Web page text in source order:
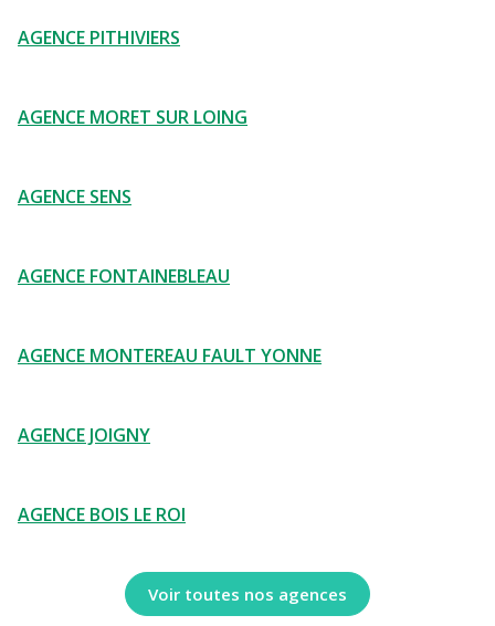
AGENCE PITHIVIERS
AGENCE MORET SUR LOING
AGENCE SENS
AGENCE FONTAINEBLEAU
AGENCE MONTEREAU FAULT YONNE
AGENCE JOIGNY
AGENCE BOIS LE ROI
Voir toutes nos agences